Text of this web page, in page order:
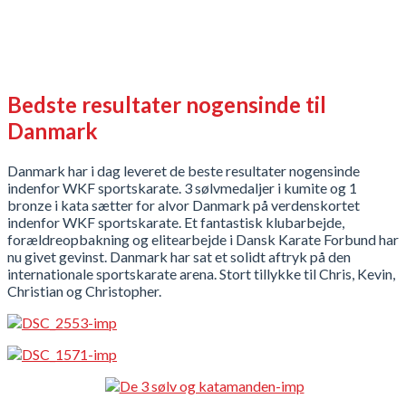
Bedste resultater nogensinde til
Danmark
Danmark har i dag leveret de beste resultater nogensinde
indenfor WKF sportskarate. 3 sølvmedaljer i kumite og 1
bronze i kata sætter for alvor Danmark på verdenskortet
indenfor WKF sportskarate. Et fantastisk klubarbejde,
forældreopbakning og elitearbejde i Dansk Karate Forbund har
nu givet gevinst. Danmark har sat et solidt aftryk på den
internationale sportskarate arena. Stort tillykke til Chris, Kevin,
Christian og Christopher.